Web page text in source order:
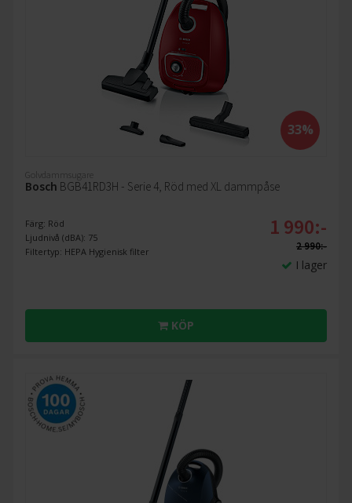
33%
Golvdammsugare
Bosch BGB41RD3H - Serie 4, Röd med XL dammpåse
Färg: Röd
Ljudnivå (dBA): 75
Filtertyp: HEPA Hygienisk filter
1 990:-
2 990:-
I lager
KÖP